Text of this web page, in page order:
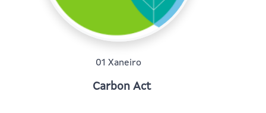
01 Xaneiro
Carbon Act